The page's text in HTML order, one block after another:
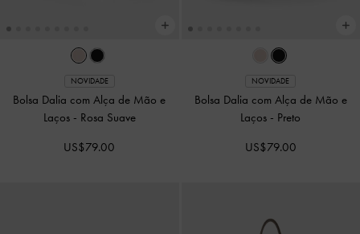
Bolsa com Alça de Mão Reese com
Laços e Franzidos-
US$76.00
Bolsa com Alça de Mão Reese com
Laços e Franzidos-
Expresso
US$76.00